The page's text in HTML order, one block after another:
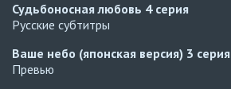
Судьбоносная любовь 4 серия
Русские субтитры
Ваше небо (японская версия) 3 серия
Превью